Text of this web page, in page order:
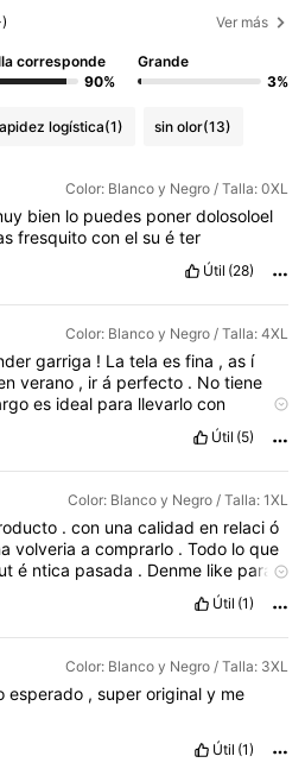
Ver más
corresponde
90%
Grande
3%
logística(1) sin olor(13)
Color: Blanco y Negro / Talla: 0XL
bien lo puedes poner dolosoloel
fresquitoconelsuéter
Útil (28)
Color: Blanco y Negro / Talla: 4XL
garriga ! Latelaesfina ,as í
verano , irá perfecto . Notiene
es ideal para llevarlocon
Útil (5)
Color: Blanco y Negro / Talla: 1XL
.con unacalidaden relació
volveriaacomprarlo .Todo loque
é ntica pasada . Denme like para
Útil (1)
Color: Blanco y Negro / Talla: 3XL
esperado ,superoriginaly me
Útil (1)